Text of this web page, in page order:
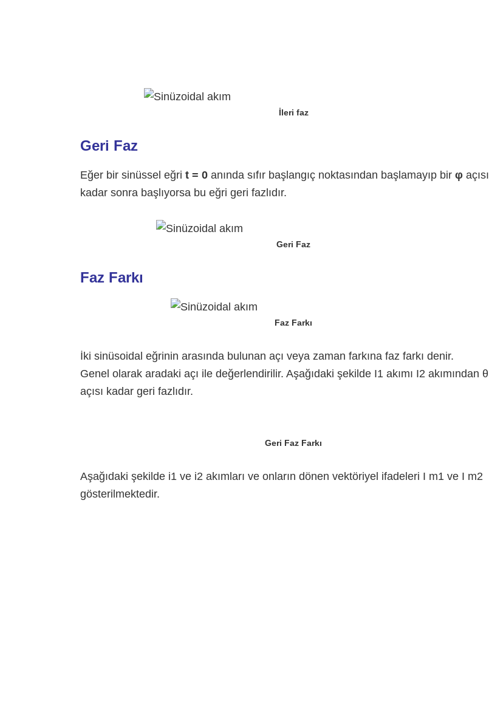
İleri faz
Geri Faz
Eğer bir sinüssel eğri t = 0 anında sıfır başlangıç noktasından başlamayıp bir φ açısı
kadar sonra başlıyorsa bu eğri geri fazlıdır.
Geri Faz
Faz Farkı
Faz Farkı
İki sinüsoidal eğrinin arasında bulunan açı veya zaman farkına faz farkı denir.
Genel olarak aradaki açı ile değerlendirilir. Aşağıdaki şekilde I1 akımı I2 akımından θ
açısı kadar geri fazlıdır.
Geri Faz Farkı
Aşağıdaki şekilde i1 ve i2 akımları ve onların dönen vektöriyel ifadeleri I m1 ve I m2
gösterilmektedir.